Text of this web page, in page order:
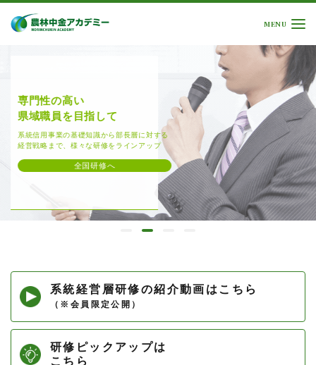
MENU
専門性の高い
県域職員を目指して
系統信用事業の基礎知識から部長層に対する
経営戦略まで、様々な研修をラインアップ
全国研修へ
系統経営層研修の紹介動画はこちら
（※会員限定公開）
研修ピックアップは
こちら